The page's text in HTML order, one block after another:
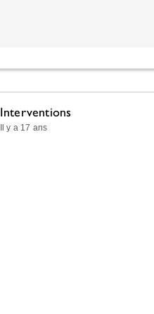
Interventions
Il y a 17 ans